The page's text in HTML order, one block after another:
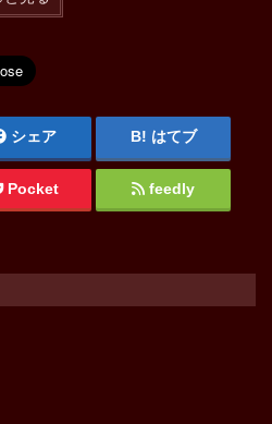
シェア はてブ
Pocket feedly